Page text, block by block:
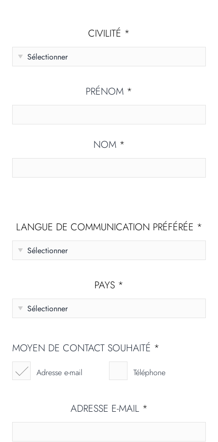
CIVILITÉ *
PRÉNOM *
NOM *
LANGUE DE COMMUNICATION PRÉFÉRÉE *
PAYS *
MOYEN DE CONTACT SOUHAITÉ *
Adresse e-mail Téléphone
ADRESSE E-MAIL *